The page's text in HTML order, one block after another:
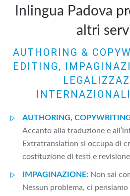
Inlingua Padova
altri
AUTHORING &
EDITING,
AUTHORING,
Accanto alla traduzione e
Extratranslation si occupa di
costituzione di testi e
IMPAGINAZIONE: Non sai
Nessun problema, ci